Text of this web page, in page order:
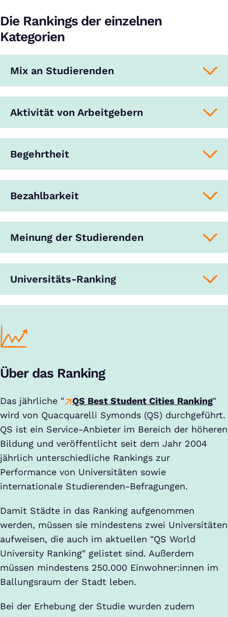
Die Rankings der einzelnen
Kategorien
Mix an Studierenden
Aktivität von Arbeitgebern
Begehrtheit
Bezahlbarkeit
Meinung der Studierenden
Universitäts-Ranking
Über das Ranking
Das jährliche " QS Best Student Cities Ranking"
wird von Quacquarelli Symonds (QS) durchgeführt.
QS ist ein Service-Anbieter im Bereich der höheren
Bildung und veröffentlicht seit dem Jahr 2004
jährlich unterschiedliche Rankings zur
Performance von Universitäten sowie
internationale Studierenden-Befragungen.
Damit Städte in das Ranking aufgenommen
werden, müssen sie mindestens zwei Universitäten
aufweisen, die auch im aktuellen "QS World
University Ranking" gelistet sind. Außerdem
müssen mindestens 250.000 Einwohner:innen im
Ballungsraum der Stadt leben.
Bei der Erhebung der Studie wurden zudem